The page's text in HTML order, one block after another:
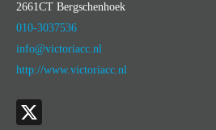
2661CT Bergschenhoek
010-3037536
info@victoriacc.nl
http://www.victoriacc.nl